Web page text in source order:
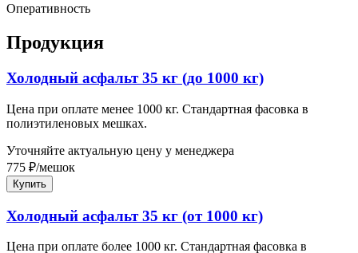
Оперативность
Продукция
Холодный асфальт 35 кг (до 1000 кг)
Цена при оплате менее 1000 кг. Стандартная фасовка в
полиэтиленовых мешках.
Уточняйте актуальную цену у менеджера
775 ₽/мешок
Купить
Холодный асфальт 35 кг (от 1000 кг)
Цена при оплате более 1000 кг. Стандартная фасовка в